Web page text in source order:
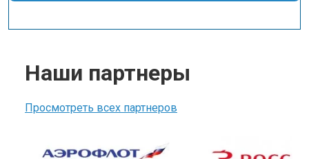
Наши партнеры
Просмотреть всех партнеров